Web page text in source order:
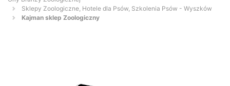
Sklepy Zoologiczne, Hotele dla Psów, Szkolenia Psów - Wyszków
Kajman sklep Zoologiczny